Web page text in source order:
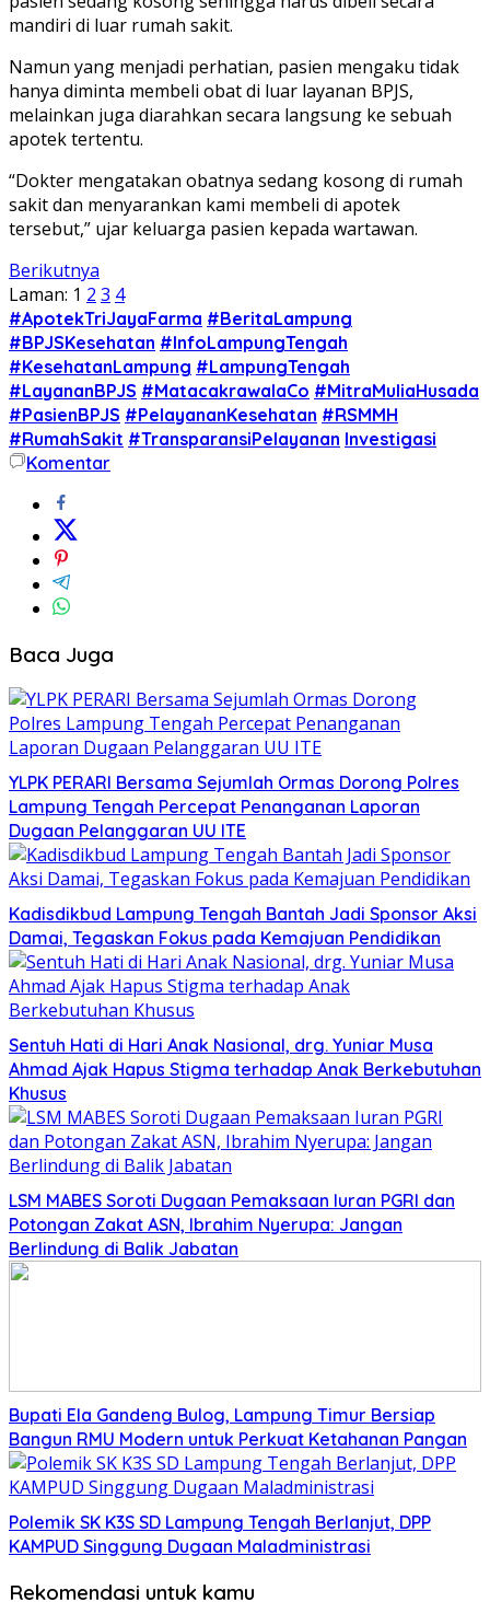
mandiri di luar rumah sakit.
Namun yang menjadi perhatian, pasien mengaku tidak
hanya diminta membeli obat di luar layanan BPJS,
melainkan juga diarahkan secara langsung ke sebuah
apotek tertentu.
“Dokter mengatakan obatnya sedang kosong di rumah
sakit dan menyarankan kami membeli di apotek
tersebut,” ujar keluarga pasien kepada wartawan.
Berikutnya
Laman: 1 2 3 4
#ApotekTriJayaFarma #BeritaLampung
#BPJSKesehatan #InfoLampungTengah
#KesehatanLampung #LampungTengah
#LayananBPJS #MatacakrawalaCo #MitraMuliaHusada
#PasienBPJS #PelayananKesehatan #RSMMH
#RumahSakit #TransparansiPelayanan Investigasi
Komentar
Baca Juga
YLPK PERARI Bersama Sejumlah Ormas Dorong Polres
Lampung Tengah Percepat Penanganan Laporan
Dugaan Pelanggaran UU ITE
Kadisdikbud Lampung Tengah Bantah Jadi Sponsor Aksi
Damai, Tegaskan Fokus pada Kemajuan Pendidikan
Sentuh Hati di Hari Anak Nasional, drg. Yuniar Musa
Ahmad Ajak Hapus Stigma terhadap Anak Berkebutuhan
Khusus
LSM MABES Soroti Dugaan Pemaksaan Iuran PGRI dan
Potongan Zakat ASN, Ibrahim Nyerupa: Jangan
Berlindung di Balik Jabatan
Bupati Ela Gandeng Bulog, Lampung Timur Bersiap
Bangun RMU Modern untuk Perkuat Ketahanan Pangan
Polemik SK K3S SD Lampung Tengah Berlanjut, DPP
KAMPUD Singgung Dugaan Maladministrasi
Rekomendasi untuk kamu